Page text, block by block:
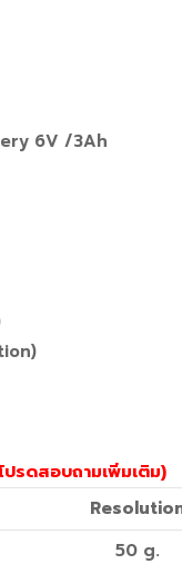
6V /3Ah
รดสอบถามเพิ่มเติม)
50 g.